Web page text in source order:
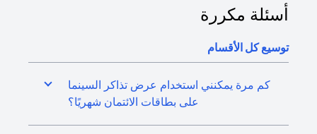
أسئلة مكررة
توسيع كل الأقسام
كم مرة يمكنني استخدام عرض تذاكر السينما
على بطاقات الائتمان شهريًا؟